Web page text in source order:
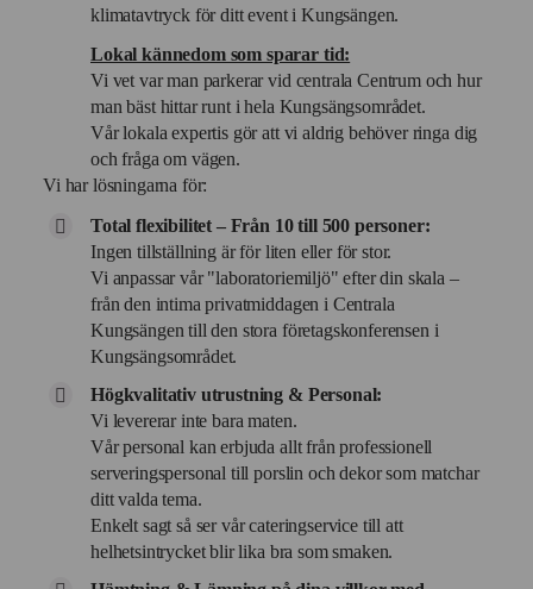
klimatavtryck för ditt event i Kungsängen.
Lokal kännedom som sparar tid:
Vi vet var man parkerar vid centrala Centrum och hur
man bäst hittar runt i hela Kungsängsområdet.
Vår lokala expertis gör att vi aldrig behöver ringa dig
och fråga om vägen.
Vi har lösningarna för:
Total flexibilitet – Från 10 till 500 personer:
Ingen tillställning är för liten eller för stor.
Vi anpassar vår "laboratoriemiljö" efter din skala –
från den intima privatmiddagen i Centrala
Kungsängen till den stora företagskonferensen i
Kungsängsområdet.
Högkvalitativ utrustning & Personal:
Vi levererar inte bara maten.
Vår personal kan erbjuda allt från professionell
serveringspersonal till porslin och dekor som matchar
ditt valda tema.
Enkelt sagt så ser vår cateringservice till att
helhetsintrycket blir lika bra som smaken.